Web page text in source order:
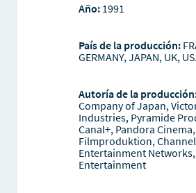
Año:1991
País de la producción:
GERMANY, JAPAN, UK,
Autoría de la
Company of Japan,
Industries, Pyramide
Canal+, Pandora
Filmproduktion,
Entertainment
Entertainment